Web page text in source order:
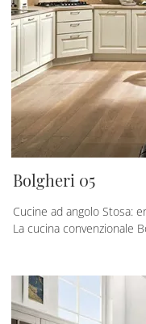
Bolgheri 05
Cucine ad angolo Stosa:
La cucina convenzionale